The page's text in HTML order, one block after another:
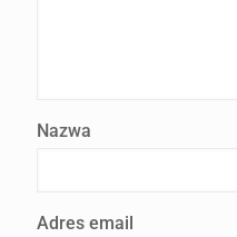
Nazwa
Adres email